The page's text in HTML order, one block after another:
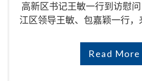
高新区书记王敏一行到访慰
江区领导王敏、包嘉颖一行
Read More